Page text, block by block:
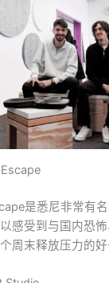
是悉尼非常有
感受到与国内恐怖
周末释放压力的好